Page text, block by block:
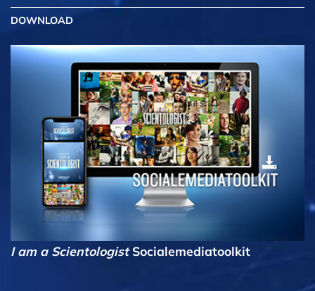
DOWNLOAD
I am a ScientologistSocialemediatoolkit